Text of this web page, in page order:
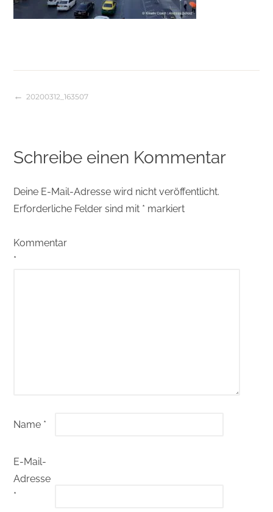
Beitragsnavigation
20200312_163507
Schreibe einen Kommentar
Deine E-Mail-Adresse wird nicht veröffentlicht.
Erforderliche Felder sind mit * markiert
Kommentar
*
Name *
E-Mail-
Adresse
*